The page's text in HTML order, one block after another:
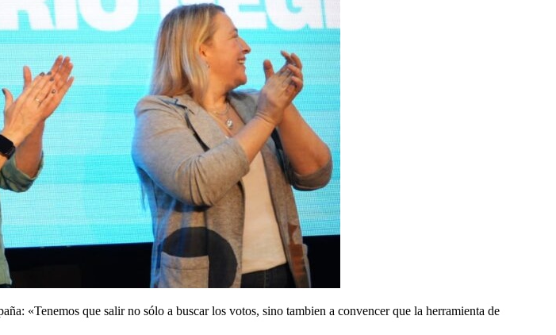
«Tenemos que salir no sólo a buscar los votos, sino tambien a convencer que la herramienta de